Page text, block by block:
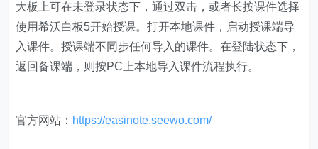
大板上可在未登录状态下，通过双击，或者长按课件选择
使用希沃白板5开始授课。打开本地课件，启动授课端导
入课件。授课端不同步任何导入的课件。在登陆状态下，
返回备课端，则按PC上本地导入课件流程执行。
官方网站： https://easinote.seewo.com/